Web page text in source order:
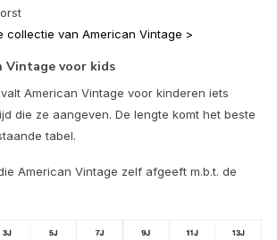
collectie van American Vintage >
Vintage voor kids
American Vintage voor kinderen iets
die ze aangeven. De lengte komt het beste
tabel.
American Vintage zelf afgeeft m.b.t. de